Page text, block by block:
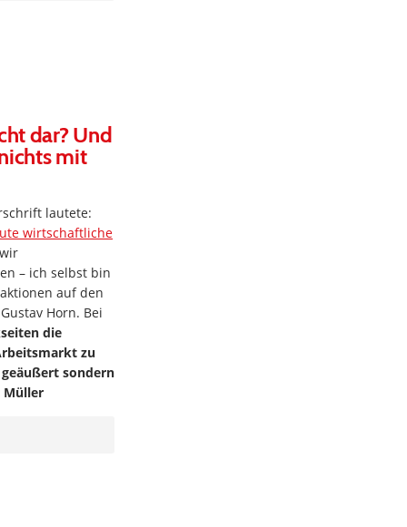
dar? Und
mit
lautete:
wirtschaftliche
– ich selbst bin
auf den
Horn. Bei
die
zu
sondern
Müller